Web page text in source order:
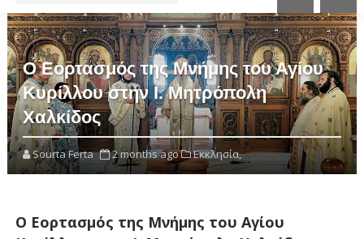
Ο Εορτασμός της Μνήμης του Αγίου
Κυρίλλου στην Ι. Μητρόπολη
Χαλκίδος
Sourta Ferta 2 months ago Εκκλησία,
Ο Εορτασμός της Μνήμης του Αγίου